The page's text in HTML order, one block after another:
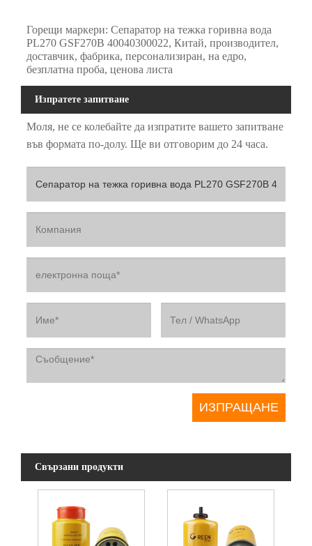
Горещи маркери: Сепаратор на тежка горивна вода
PL270 GSF270B 40040300022, Китай, производител,
доставчик, фабрика, персонализиран, на едро,
безплатна проба, ценова листа
Изпратете запитване
Моля, не се колебайте да изпратите вашето запитване
във формата по-долу. Ще ви отговорим до 24 часа.
Свързани продукти